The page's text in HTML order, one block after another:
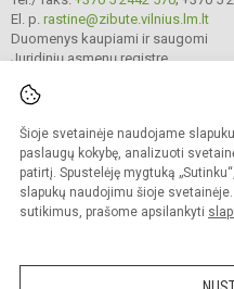
Šioje svetainėje naudojame
paslaugų kokybę, analizuoti
patirtį. Spustelėję mygtuką
slapukų naudojimu šioje
sutikimus, prašome apsilankyti
El. p. rastine@zibute.vilnius.lm.lt
Duomenys kaupiami ir saugomi
Juridinių asmenų registre
© 2025. Vilniaus lopšelis-
Kopijuoti turinį be raštiško įstaigos
Prieinamumo